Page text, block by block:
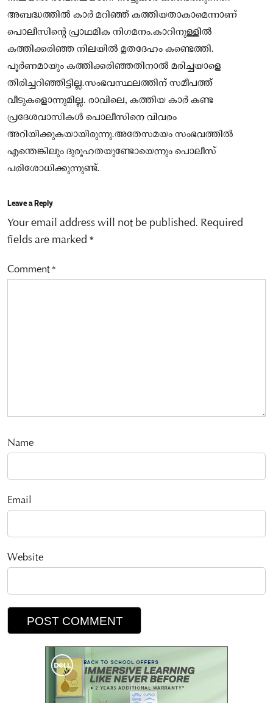
അബദ്ധത്തില്‍ കാര്‍ മറിഞ്ഞ് കത്തിയതാകാമെന്നാണ്
പൊലീസിന്റെ പ്രാഥമിക നിഗമനം.കാറിനുള്ളില്‍
കത്തിക്കരിഞ്ഞ നിലയില്‍ മൃതദേഹം കണ്ടെത്തി.
പൂര്‍ണമായും കത്തിക്കരിഞ്ഞതിനാല്‍ മരിച്ചയാളെ
തിരിച്ചറിഞ്ഞിട്ടില്ല.സംഭവസ്ഥലത്തിന് സമീപത്ത്
വീടുകളൊന്നുമില്ല. രാവിലെ, കത്തിയ കാര്‍ കണ്ട
പ്രദേശവാസികള്‍ പൊലീസിനെ വിവരം
അറിയിക്കുകയായിരുന്നു.അതേസമയം സംഭവത്തില്‍
എന്തെങ്കിലും ദുരൂഹതയുണ്ടോയെന്നും പൊലീസ്
പരിശോധിക്കുന്നുണ്ട്.
Leave a Reply
Your email address will not be published. Required
fields are marked *
Comment*
Name
Email
Website